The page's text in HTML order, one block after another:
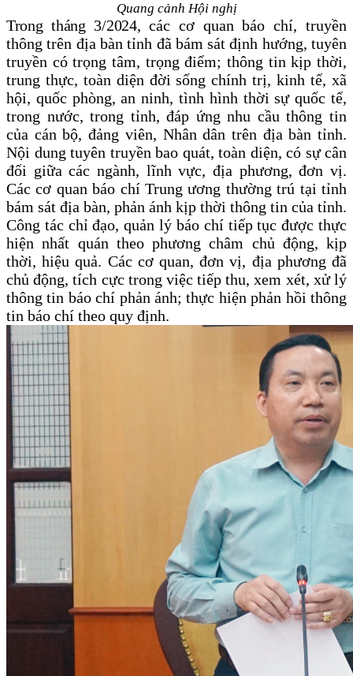
Quang cảnh Hội nghị
Trong tháng 3/2024,các cơ quan báo chí, truyền
thông trên địa bàn tỉnh đã bám sát định hướng, tuyên
truyền có trọng tâm, trọng điểm; thông tin kịp thời,
trung thực, toàn diện đời sống chính trị, kinh tế, xã
hội, quốc phòng, an ninh, tình hình thời sự quốc tế,
trong nước, trong tỉnh,đáp ứng nhu cầu thông tin
của cán bộ, đảng viên, Nhân dân trên địa bàn tỉnh.
Nội dung tuyên truyền bao quát, toàn diện, có sự cân
đối giữa các ngành, lĩnh vực, địa phương, đơn vị.
Các cơ quan báo chí Trung ương thường trú tại tỉnh
bám sát địa bàn, phản ánh kịp thời thông tin của tỉnh.
Công tác chỉ đạo, quản lý báo chí tiếp tục được thực
hiện nhất quán theo phương châm chủ động, kịp
thời, hiệu quả. Các cơ quan, đơn vị, địa phương đã
chủ động, tích cực trong việc tiếp thu, xem xét, xử lý
thông tin báo chí phản ánh; thực hiện phản hồi thông
tin báo chí theo quy định.